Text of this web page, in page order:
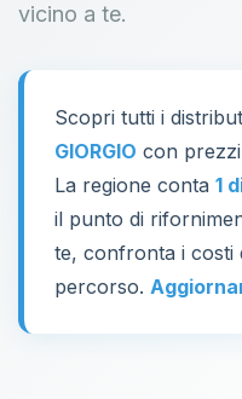
vicino a te.
Scopri tutti i
GIORGIO con
La regione conta 1
il punto di
te, confronta i costi
percorso.